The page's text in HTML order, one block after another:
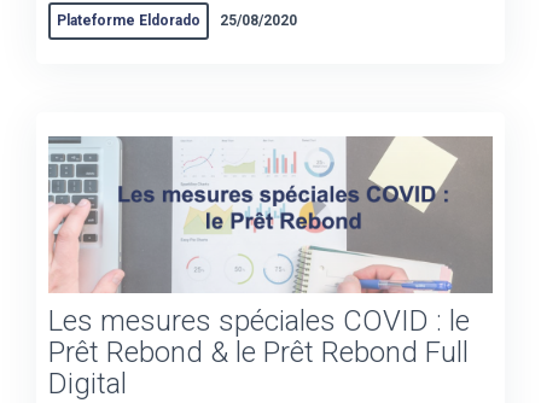
Plateforme Eldorado 25/08/2020
Les mesures spéciales COVID : le
Prêt Rebond & le Prêt Rebond Full
Digital